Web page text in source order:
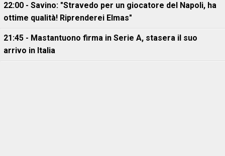
22:00 - Savino: "Stravedo per un giocatore del Napoli, ha
ottime qualità! Riprenderei Elmas"
21:45 - Mastantuono firma in Serie A, stasera il suo
arrivo in Italia